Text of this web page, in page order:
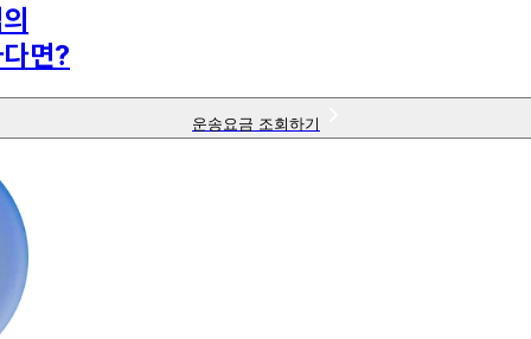
면?
운송요금 조회하기